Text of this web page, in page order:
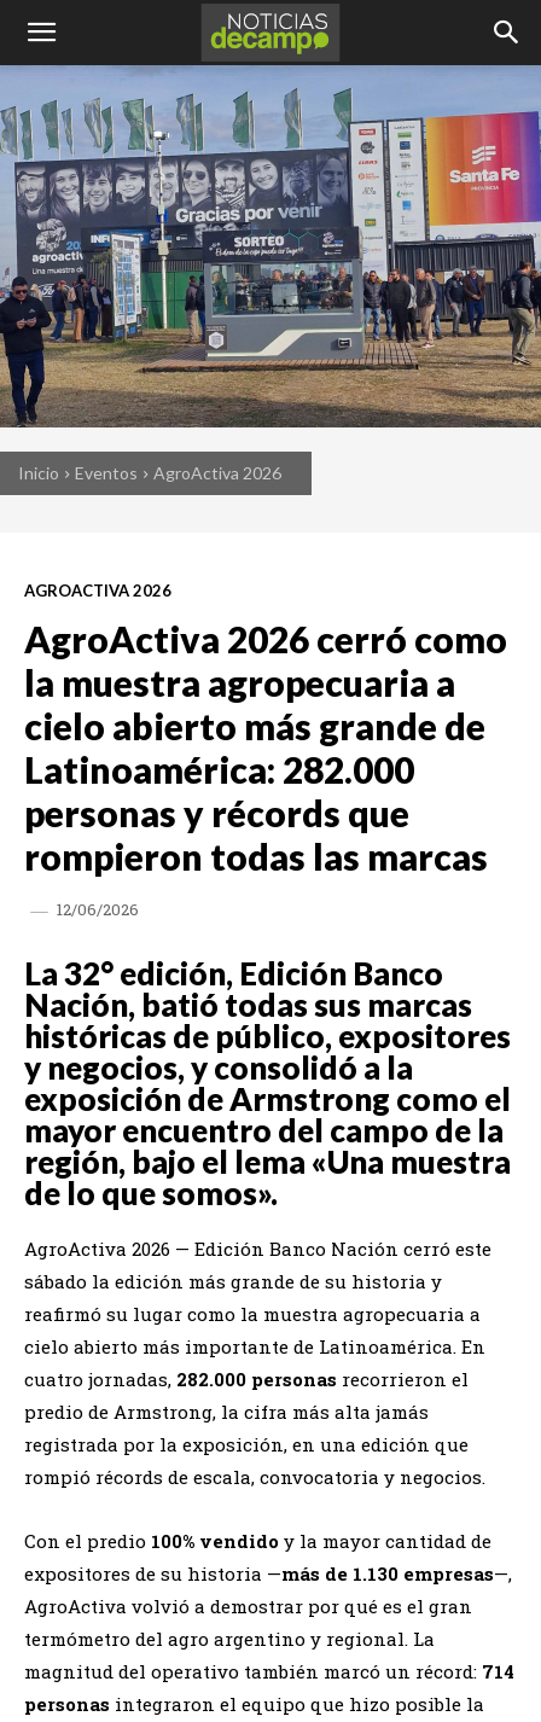
Inicio Eventos AgroActiva 2026
AGROACTIVA 2026
AgroActiva 2026 cerró como
la muestra agropecuaria a
cielo abierto más grande de
Latinoamérica: 282.000
personas y récords que
rompieron todas las marcas
12/06/2026
La 32° edición, Edición Banco
Nación, batió todas sus marcas
históricas de público, expositores
y negocios, y consolidó a la
exposición de Armstrong como el
mayor encuentro del campo de la
región, bajo el lema «Una muestra
de lo que somos».
AgroActiva 2026 — Edición Banco Nación cerró este
sábado la edición más grande de su historia y
reafirmó su lugar como la muestra agropecuaria a
cielo abierto más importante de Latinoamérica. En
cuatro jornadas, 282.000 personas recorrieron el
predio de Armstrong, la cifra más alta jamás
registrada por la exposición, en una edición que
rompió récords de escala, convocatoria y negocios.
Con el predio 100% vendido y la mayor cantidad de
expositores de su historia —más de 1.130 empresas—,
AgroActiva volvió a demostrar por qué es el gran
termómetro del agro argentino y regional. La
magnitud del operativo también marcó un récord: 714
personas integraron el equipo que hizo posible la